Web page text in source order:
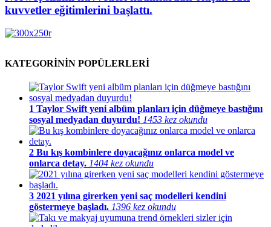
kuvvetler eğitimlerini başlattı.
KATEGORİNİN POPÜLERLERİ
1 Taylor Swift yeni albüm planları için düğmeye bastığını
sosyal medyadan duyurdu! 1453 kez okundu
2 Bu kış kombinlere doyacağınız onlarca model ve
onlarca detay. 1404 kez okundu
3 2021 yılına girerken yeni saç modelleri kendini
göstermeye başladı. 1396 kez okundu